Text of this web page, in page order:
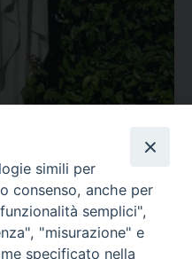
simili per
consenso, anche per
semplici",
"misurazione" e
specificato nella